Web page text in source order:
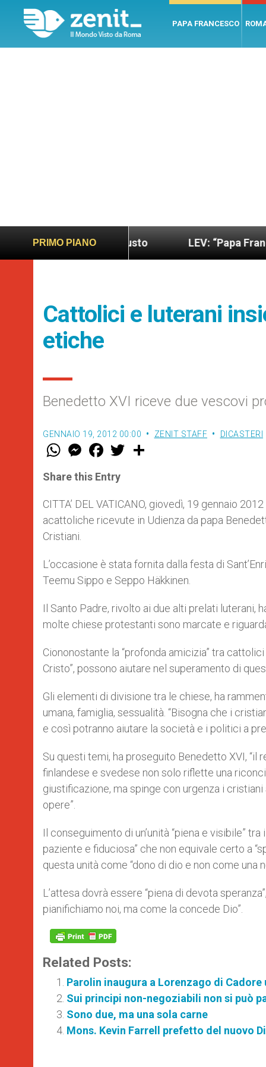
PAPA FRANCESCO
PRIMO PIANO
sano e giusto LEV: “Papa Francesco. Un
Cattolici e luterani
etiche
Benedetto XVI riceve due vescovi
GENNAIO 19, 2012 00:00 ZENIT STAFF DICASTERI
W
t
s
p
p
M
e
s
e
g
e
r
F
a
e
b
o
k
w
r
Share this Entry
CITTA’ DEL VATICANO, giovedì, 19 gennaio 2012
acattoliche ricevute in Udienza da papa
Cristiani.
L’occasione è stata fornita dalla festa di
Teemu Sippo e Seppo Häkkinen.
Il Santo Padre, rivolto ai due alti prelati luterani,
molte chiese protestanti sono marcate e
Ciononostante la “profonda amicizia” tra
Cristo”, possono aiutare nel superamento di
Gli elementi di divisione tra le chiese, ha
umana, famiglia, sessualità. “Bisogna che i
e così potranno aiutare la società e i politici a
Su questi temi, ha proseguito Benedetto XVI,
finlandese e svedese non solo riflette una
giustificazione, ma spinge con urgenza i
opere”.
Il conseguimento di un’unità “piena e visibile”
paziente e fiduciosa” che non equivale certo a
questa unità come “dono di dio e non come una
L’attesa dovrà essere “piena di devota
pianifichiamo noi, ma come la concede Dio”.
Related Posts:
Parolin inaugura a Lorenzago di
Sui principi non-negoziabili non si può
Sono due, ma una sola carne
Mons. Kevin Farrell prefetto del nuovo